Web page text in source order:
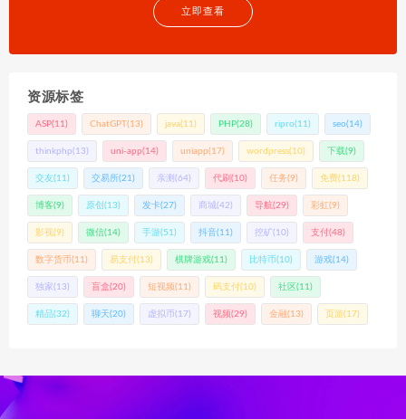
立即查看
资源标签
ASP(11) ChatGPT(13) java(11) PHP(28) ripro(11) seo(14)
thinkphp(13) uni-app(14) uniapp(17) wordpress(10) 下载(9)
交友(11) 交易所(21) 亲测 (64) 代刷 (10) 任务(9) 免费(118)
博客(9) 原创 (13) 发卡(27) 商城(42) 导航(29) 彩虹(9)
影视(9) 微信(14) 手游(51) 抖音(11) 挖矿(10) 支付(48)
数字货币(11) 易支付(13) 棋牌游戏(11) 比特币(10) 游戏(14)
独家(13) 盲盒(20) 短视频(11) 码支付(10) 社区(11)
精品(32) 聊天(20) 虚拟币(17) 视频(29) 金融(13) 页游(17)